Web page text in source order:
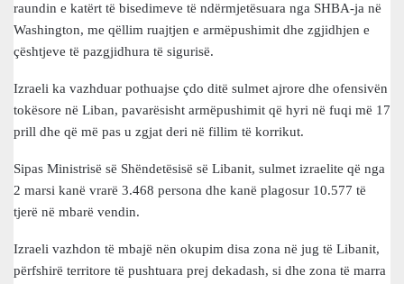
raundin e katërt të bisedimeve të ndërmjetësuara nga SHBA-ja në
Washington, me qëllim ruajtjen e armëpushimit dhe zgjidhjen e
çështjeve të pazgjidhura të sigurisë.
Izraeli ka vazhduar pothuajse çdo ditë sulmet ajrore dhe ofensivën
tokësore në Liban, pavarësisht armëpushimit që hyri në fuqi më 17
prill dhe që më pas u zgjat deri në fillim të korrikut.
Sipas Ministrisë së Shëndetësisë së Libanit, sulmet izraelite që nga
2 marsi kanë vrarë 3.468 persona dhe kanë plagosur 10.577 të
tjerë në mbarë vendin.
Izraeli vazhdon të mbajë nën okupim disa zona në jug të Libanit,
përfshirë territore të pushtuara prej dekadash, si dhe zona të marra